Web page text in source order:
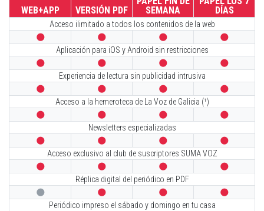
WEB+APP VERSIÓN PDF
SEMANA
DÍAS
Acceso ilimitado a todos los contenidos de la web
   
Aplicación para iOS y Android sin restricciones
   
Experiencia de lectura sin publicidad intrusiva
   
Acceso a la hemeroteca de La Voz de Galicia (¹)
   
Newsletters especializadas
   
Acceso exclusivo al club de suscriptores SUMA VOZ
   
Réplica digital del periódico en PDF
   
Periódico impreso el sábado y domingo en tu casa